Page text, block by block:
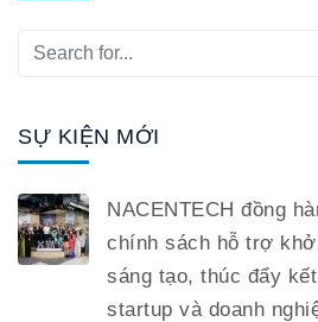
SỰ KIỆN MỚI
NACENTECH đồng
chính sách hỗ trợ
sáng tạo, thúc đẩy
startup và doanh